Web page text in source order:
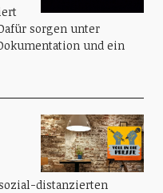
sorgen unter
und ein
distanzierten